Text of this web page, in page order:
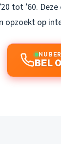
tot ’60.
opzoekt op
NU
BEL